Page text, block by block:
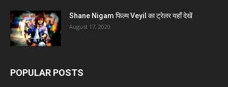
Shane Nigam फिल्म Veyil का ट्रेलर यहाँ देखें
August 17, 2020
POPULAR POSTS